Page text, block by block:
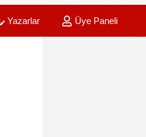
Yazarlar Üye Paneli